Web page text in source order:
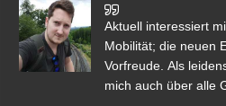
Aktuell interessiert
Mobilität; die neuen
Vorfreude. Als
mich auch über alle